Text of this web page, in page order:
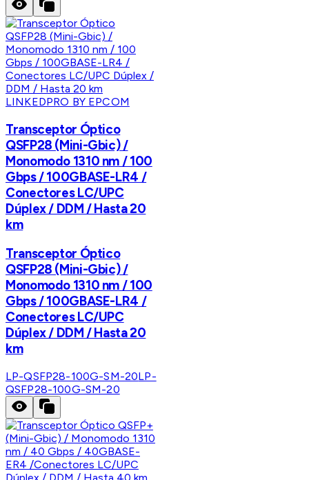
LINKEDPRO BY EPCOM
Transceptor Óptico
QSFP28 (Mini-Gbic) /
Monomodo 1310 nm / 100
Gbps / 100GBASE-LR4 /
Conectores LC/UPC
Dúplex / DDM / Hasta 20
km
Transceptor Óptico
QSFP28 (Mini-Gbic) /
Monomodo 1310 nm / 100
Gbps / 100GBASE-LR4 /
Conectores LC/UPC
Dúplex / DDM / Hasta 20
km
LP-QSFP28-100G-SM-20LP-
QSFP28-100G-SM-20